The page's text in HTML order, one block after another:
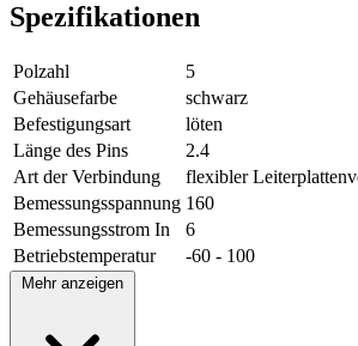
Spezifikationen
Polzahl
5
Gehäusefarbe
schwarz
Befestigungsart
löten
Länge des Pins
2.4
Art der Verbindung
flexibler
Bemessungsspannung 160
Bemessungsstrom In
6
Betriebstemperatur
-60 - 100
Mehr anzeigen